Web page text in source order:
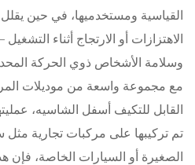
القياسية ومستخدميها، في حين
الاهتزازات أو الارتجاج أثناء
وسلامة الأشخاص ذوي الحركة
مع مجموعة واسعة من موديلات
القابل للتكيف أسفل الشاسيه،
تم تركيبها على مركبات تجارية مثل
الصغيرة أو السيارات الخاصة، فإن